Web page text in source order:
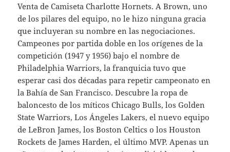
Venta de Camiseta Charlotte Hornets. A Brown, uno
de los pilares del equipo, no le hizo ninguna gracia
que incluyeran su nombre en las negociaciones.
Campeones por partida doble en los orígenes de la
competición (1947 y 1956) bajo el nombre de
Philadelphia Warriors, la franquicia tuvo que
esperar casi dos décadas para repetir campeonato en
la Bahía de San Francisco. Descubre la ropa de
baloncesto de los míticos Chicago Bulls, los Golden
State Warriors, Los Ángeles Lakers, el nuevo equipo
de LeBron James, los Boston Celtics o los Houston
Rockets de James Harden, el último MVP. Apenas un